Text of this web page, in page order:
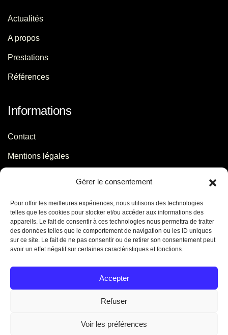
Gérer le consentement
Pour offrir les meilleures expériences, nous utilisons des technologies
telles que les cookies pour stocker et/ou accéder aux informations des
appareils. Le fait de consentir à ces technologies nous permettra de traiter
des données telles que le comportement de navigation ou les ID uniques
sur ce site. Le fait de ne pas consentir ou de retirer son consentement peut
avoir un effet négatif sur certaines caractéristiques et fonctions.
Accepter
Refuser
Voir les préférences
Actualités
A propos
Prestations
Références
Informations
Contact
Mentions légales
Contact
06 29 56 64 44
contact[@]jb-conseils.fr
Caen - Normandie - France
Jennifer Benoit. Tous droits réservés. Créé par